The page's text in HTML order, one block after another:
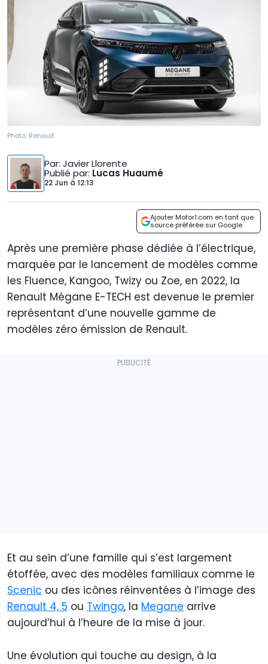
Photo: Renault
Par: Javier Llorente
Publié par: Lucas Huaumé
22 Jun à 12:13
Ajouter Motor1.com en tant que
source préférée sur Google
Après une première phase dédiée à l’électrique,
marquée par le lancement de modèles comme
les Fluence, Kangoo, Twizy ou Zoe, en 2022, la
Renault Mégane E-TECH est devenue le premier
représentant d’une nouvelle gamme de
modèles zéro émission de Renault.
Et au sein d’une famille qui s’est largement
étoffée, avec des modèles familiaux comme le
Scenic ou des icônes réinventées à l’image des
Renault 4, 5 ou Twingo, la Megane arrive
aujourd’hui à l’heure de la mise à jour.
Une évolution qui touche au design, à la